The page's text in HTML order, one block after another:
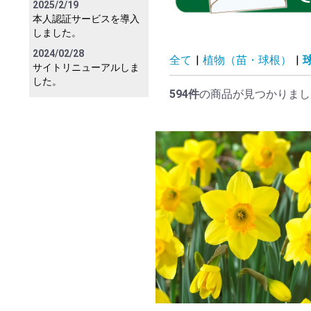
2025/2/19
本人認証サービスを導入
しました。
2024/02/28
サイトリニューアルしま
した。
全て | 植物（苗・球根） |
594件の商品が見つかりま